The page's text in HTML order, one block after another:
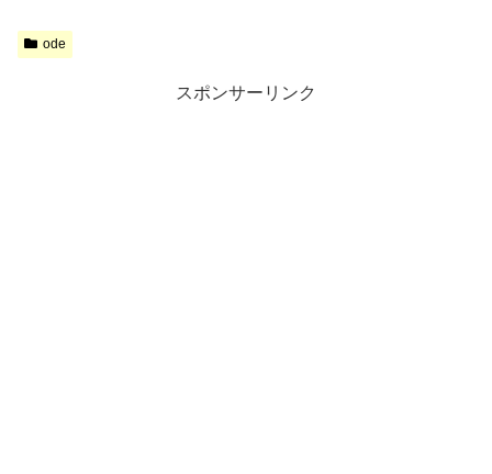
ode
スポンサーリンク